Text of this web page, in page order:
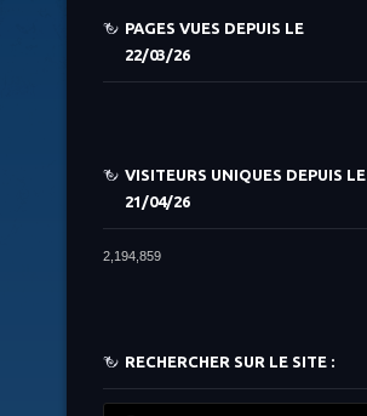
PAGES VUES DEPUIS LE
22/03/26
VISITEURS UNIQUES DEPUIS LE
21/04/26
2,194,859
RECHERCHER SUR LE SITE :